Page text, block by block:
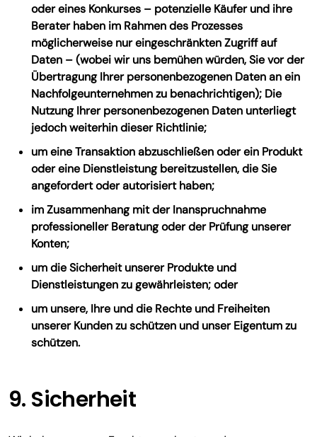
oder eines Konkurses – potenzielle Käufer und ihre
Berater haben im Rahmen des Prozesses
möglicherweise nur eingeschränkten Zugriff auf
Daten – (wobei wir uns bemühen würden, Sie vor der
Übertragung Ihrer personenbezogenen Daten an ein
Nachfolgeunternehmen zu benachrichtigen); Die
Nutzung Ihrer personenbezogenen Daten unterliegt
jedoch weiterhin dieser Richtlinie;
um eine Transaktion abzuschließen oder ein Produkt
oder eine Dienstleistung bereitzustellen, die Sie
angefordert oder autorisiert haben;
im Zusammenhang mit der Inanspruchnahme
professioneller Beratung oder der Prüfung unserer
Konten;
um die Sicherheit unserer Produkte und
Dienstleistungen zu gewährleisten; oder
um unsere, Ihre und die Rechte und Freiheiten
unserer Kunden zu schützen und unser Eigentum zu
schützen.
9. Sicherheit